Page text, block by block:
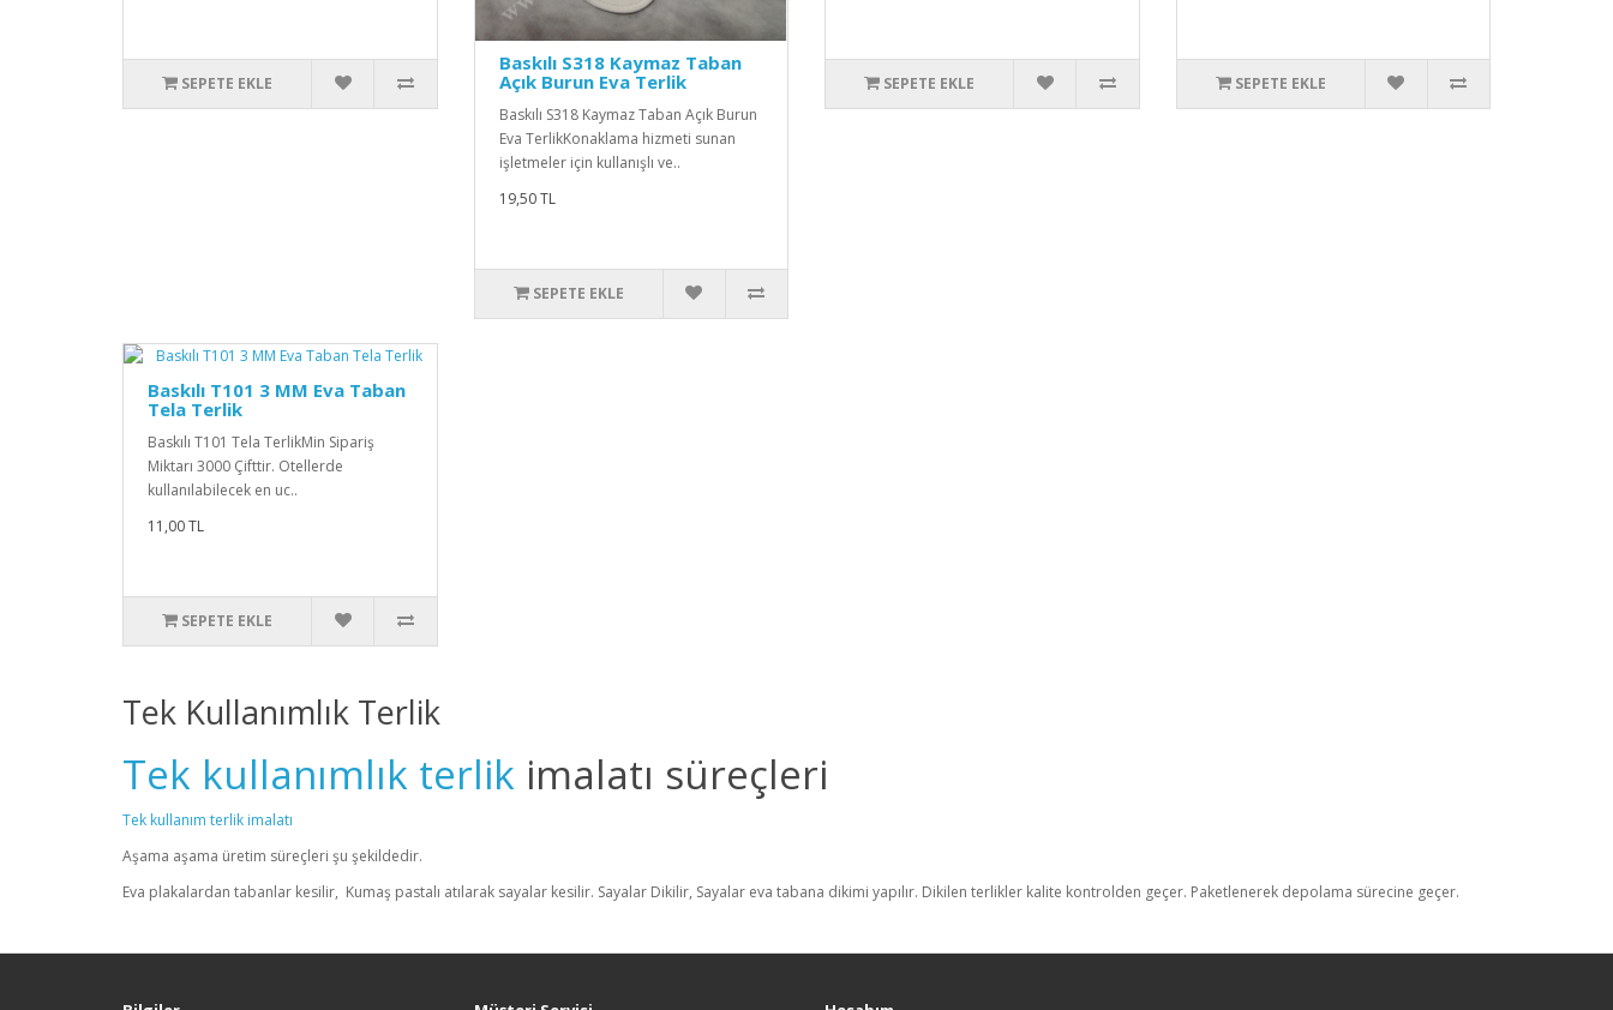
SEPETE EKLE
Baskılı S318 Kaymaz Taban
Açık Burun Eva Terlik
Baskılı S318 Kaymaz Taban Açık Burun
Eva TerlikKonaklama hizmeti sunan
işletmeler için kullanışlı ve..
19,50 TL
SEPETE EKLE
SEPETE EKLE SEPETE EKLE
Baskılı T101 3 MM Eva Taban
Tela Terlik
Baskılı T101 Tela TerlikMin Sipariş
Miktarı 3000 Çifttir. Otellerde
kullanılabilecek en uc..
11,00 TL
SEPETE EKLE
Tek Kullanımlık Terlik
Tek kullanımlık terlik imalatı süreçleri
Tek kullanım terlik imalatı
Aşama aşama üretim süreçleri şu şekildedir.
Eva plakalardan tabanlar kesilir, Kumaş pastalı atılarak sayalar kesilir. Sayalar Dikilir, Sayalar eva tabana dikimi yapılır. Dikilen terlikler kalite kontrolden geçer. Paketlenerek depolama sürecine geçer.